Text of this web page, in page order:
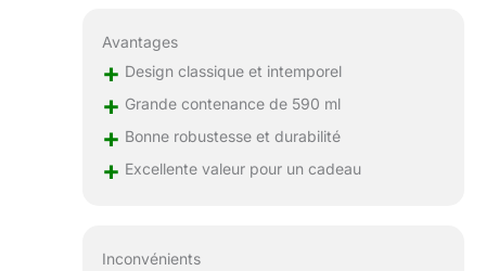
Avantages
+ Design classique et intemporel
+ Grande contenance de 590 ml
+ Bonne robustesse et durabilité
+ Excellente valeur pour un cadeau
Inconvénients